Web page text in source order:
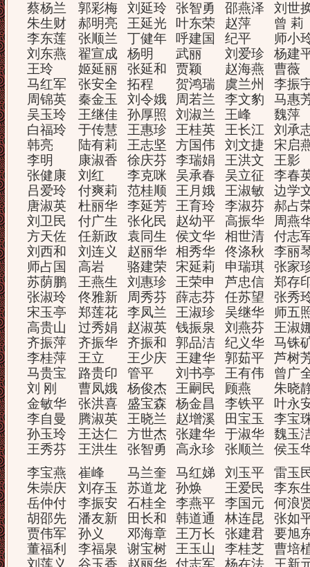
蔡杨兰
朱生财
李东莲
刘东燕
王玲
马红军
周锦英
吴玉玲
白福玲
韩亮
李明
张健康
吕爱玲
唐淑英
刘卫民
方天佐
刘西和
师占国
苏荫鹏
张淑玲
宋玉亭
高贵山
齐振萍
李桂萍
马贵宝
刘 刚
金敏华
李自曼
孙玉玲
王秀芬
郭彩梅
郝明亮
张顺兰
翟宣成
姬延丽
张安全
秦金玉
王继佳
于传慧
陆有莉
康淑香
刘红
付爽莉
杜丽华
付广生
任新政
刘连义
高岩
王燕生
佟雅新
郑莲花
过秀娟
齐振华
王立
路贵印
曹凤娥
张洪喜
腾淑英
王达仁
王洪生
刘延玲
王延光
丁健年
杨明
张延和
拓程
刘令娥
孙厚照
王惠珍
王志坚
徐庆芬
李克咪
范桂顺
李延芳
张化民
袁同生
赵丽华
骆建荣
刘惠珍
周秀芬
李凤兰
赵淑英
齐振和
王少庆
管平
杨俊杰
盛宝森
王晓兰
方世杰
张智勇
张智勇
叶东荣
呼建国
武丽
贾颖
贺鸿瑞
周若兰
刘淑兰
王桂英
方国伟
李瑞娟
吴承春
王月娥
王育玲
赵幼平
侯文华
相秀华
宋延莉
王荣申
薛志芬
王淑珍
钱振泉
郭品洁
王建华
刘书亭
王嗣民
杨金昌
赵增溪
张建华
高永珍
邵燕泽
赵萍
纪平
刘爱珍
赵海燕
虞兰州
李文豹
王峰
王长江
刘文捷
王洪文
吴立征
王淑敏
李淑芬
高振华
相世清
佟涤秋
申瑞琪
芦忠信
任苏望
吴继华
刘燕芬
纪义华
郭茹平
王有伟
顾燕
李铁平
田宝玉
于淑华
张顺兰
刘世
曾 莉
师小
杨建
曹薇
李振
马惠
魏萍
刘承
宋启
王影
李春
边学
郝占
周燕
付志
李丽
张家
郑存
张秀
师五
王淑
马铢
芦树
曾广
朱晓
叶永
李宝
魏玉
侯玉
李宝燕
朱崇庆
岳仲付
胡邵先
贾伟军
董福利
刘莲义
崔峰
刘存玉
李振安
潘友新
孙义
李福泉
谷玉香
马兰奎
苏道龙
石桂全
田长和
邓海章
谢宝树
赵丽华
马红娣
孙焕
李燕平
韩道通
王万长
王玉山
付志军
刘玉平
王爱民
李国元
林连昆
张建君
李桂芝
杨在法
雷玉
李东
何浪
张如
要旭
曹培
王新